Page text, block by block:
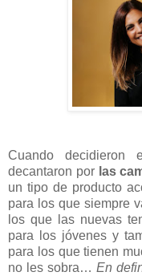
Cuando decidieron
decantaron por las
un tipo de producto
para los que siempre
los que las nuevas
para los jóvenes y
para los que tienen
no les sobra… En